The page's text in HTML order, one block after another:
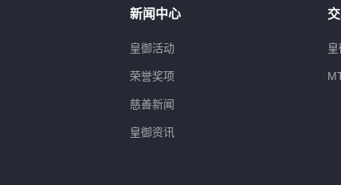
新闻中心
皇御活动
荣誉奖项
慈善新闻
皇御资讯